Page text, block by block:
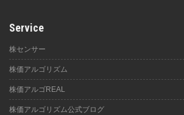
Service
株センサー
株価アルゴリズム
株価アルゴREAL
株価アルゴリズム公式ブログ